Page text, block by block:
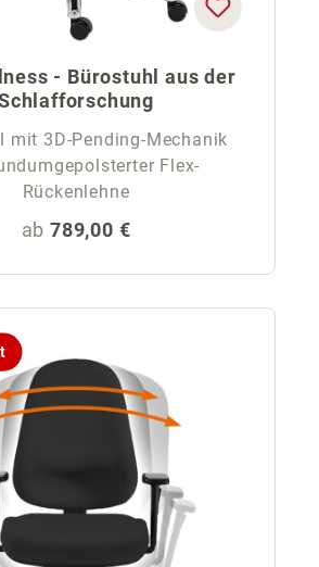
- Bürostuhl aus der
mit 3D-Pending-Mechanik
Flex-
Rückenlehne
Regulärer Preis:
ab 789,00 €